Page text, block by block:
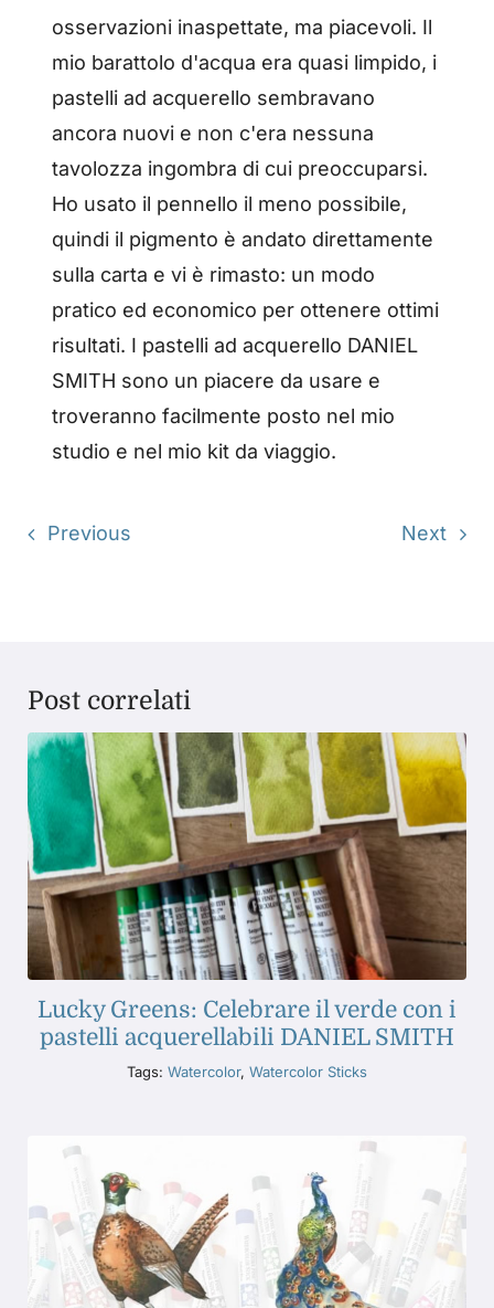
osservazioni inaspettate, ma piacevoli. Il
mio barattolo d'acqua era quasi limpido, i
pastelli ad acquerello sembravano
ancora nuovi e non c'era nessuna
tavolozza ingombra di cui preoccuparsi.
Ho usato il pennello il meno possibile,
quindi il pigmento è andato direttamente
sulla carta e vi è rimasto: un modo
pratico ed economico per ottenere ottimi
risultati. I pastelli ad acquerello DANIEL
SMITH sono un piacere da usare e
troveranno facilmente posto nel mio
studio e nel mio kit da viaggio.
Previous Next
Post correlati
Lucky Greens: Celebrare il verde con i
pastelli acquerellabili DANIEL SMITH
Tags: Watercolor, Watercolor Sticks